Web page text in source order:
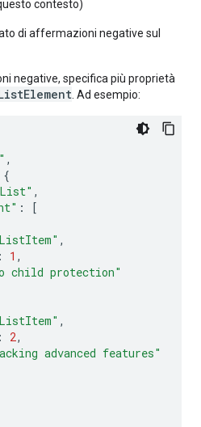
contesto)
di affermazioni negative sul
negative, specifica più proprietà
. Ad esempio:
,
{
,
:
[
,
: 1 ,
child protection"
,
: 2,
advanced features"